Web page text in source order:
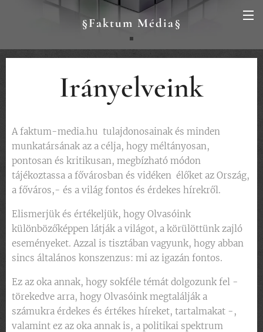
§Faktum Média§
Irányelveink
A faktum-media.hu tulajdonosainak és minden
munkatársának az a célja, hogy méltányosan,
pontosan és kritikusan, megbízható módon
tájékoztassa a fővárosban és vidéken élőket az Ország,
a főváros,- és a világ fontos és érdekes hírekről.
Elismerjük és értékeljük, hogy Olvasóink
különbözőképpen látják a világot, a körülöttünk zajló
eseményeket. Azzal is tisztában vagyunk, hogy abban
sincs általános konszenzus: mi az igazán fontos.
Ez az oka annak, hogy sokféle témát dolgozunk fel -
törekedve arra, hogy Olvasóink megtalálják a
számukra érdekes és értékes híreket, tartalmakat -,
valamint ez az oka annak is, a politikai spektrum